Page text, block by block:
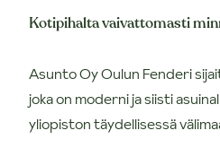
Kotipihalta vaivattomasti
Asunto Oy Oulun Fenderi
joka on moderni ja siisti
yliopiston täydellisessä